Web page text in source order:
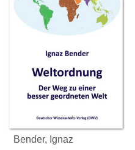
Bender, Ignaz